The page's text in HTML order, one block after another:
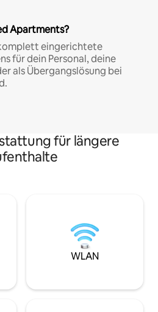
Apartments?
eingerichtete
für dein Personal, deine
als Übergangslösung bei
für längere
WLAN